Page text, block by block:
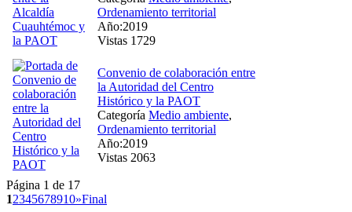
Ordenamiento territorial
Año:2019
Vistas 1729
Convenio de colaboración entre
la Autoridad del Centro
Histórico y la PAOT
Categoría Medio ambiente,
Ordenamiento territorial
Año:2019
Vistas 2063
Página 1 de 17
12345678910»Final